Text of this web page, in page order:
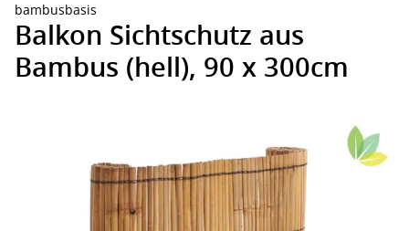
bambusbasis
Balkon Sichtschutz aus
Bambus (hell), 90 x 300cm